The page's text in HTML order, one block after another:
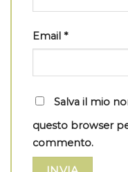
Email *
Salva il mio
questo browser
commento.